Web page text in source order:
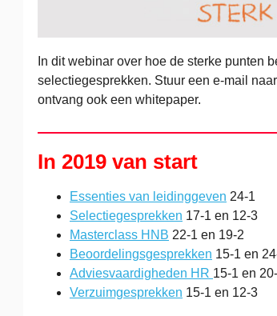
In dit webinar over hoe de sterke punten
selectiegesprekken. Stuur een e-mail naar
ontvang ook een whitepaper.
In 2019 van start
Essenties van leidinggeven 24-1
Selectiegesprekken 17-1 en 12-3
Masterclass HNB 22-1 en 19-2
Beoordelingsgesprekken 15-1 en
Adviesvaardigheden HR 15-1 en
Verzuimgesprekken 15-1 en 12-3